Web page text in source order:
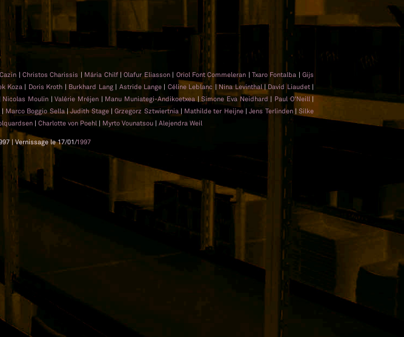
|Christos Charissis | Mária Chilf |Olafur Eliasson | Oriol Font Commeleran |Txaro Fontalba |Gijs
Koza | Doris Kroth | Burkhard Lang | Astride Lange | Céline Leblanc |Nina Levinthal| David Liaudet |
Nicolas Moulin |Valérie Mréjen | Manu Muniategi-Andikoetxea |Simone Eva Neidhard | Paul O'Neill |
| Marco Boggio Sella|Judith Stage |Grzegorz Sztwiertnia | Mathilde ter Heijne |Jens Terlinden |Silke
| Charlotte von Poehl | Myrto Vounatsou | Alejendra Weil
| Vernissage le 17/01/1997